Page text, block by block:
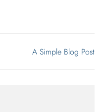
A Simple Blog Post